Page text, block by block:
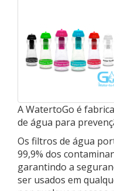
A WatertoGo é
de água para
Os filtros de água
99,9% dos
garantindo a
ser usados ​​em